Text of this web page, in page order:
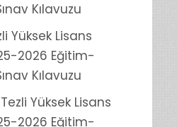
Kılavuzu
Yüksek Lisans
2026 Eğitim-
Kılavuzu
Yüksek Lisans
2026 Eğitim-